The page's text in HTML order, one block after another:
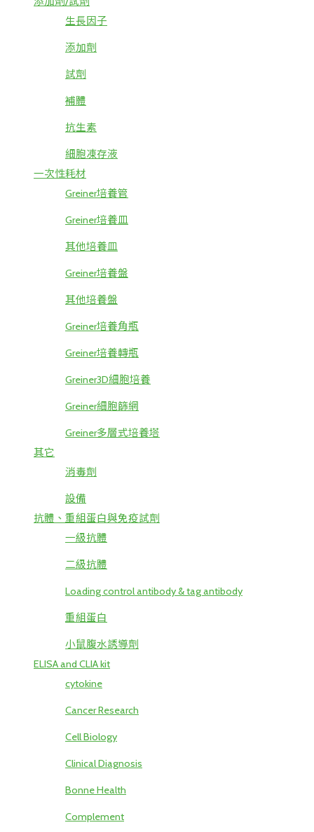
生長因子
添加劑
試劑
補體
抗生素
細胞凍存液
一次性耗材
Greiner培養管
Greiner培養皿
其他培養皿
Greiner培養盤
其他培養盤
Greiner培養角瓶
Greiner培養轉瓶
Greiner3D細胞培養
Greiner細胞篩網
Greiner多層式培養塔
其它
消毒劑
設備
抗體、重組蛋白與免疫試劑
一級抗體
二級抗體
Loading control antibody & tag antibody
重組蛋白
小鼠腹水誘導劑
ELISA and CLIA kit
cytokine
Cancer Research
Cell Biology
Clinical Diagnosis
Bonne Health
Complement